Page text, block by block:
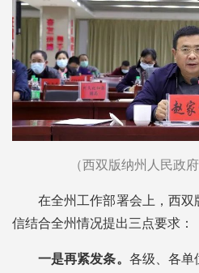
（西双版纳州人民政
在全州工作部署会上，西
信结合全州情况提出三点要求：
一是再紧发条。 各级、各单